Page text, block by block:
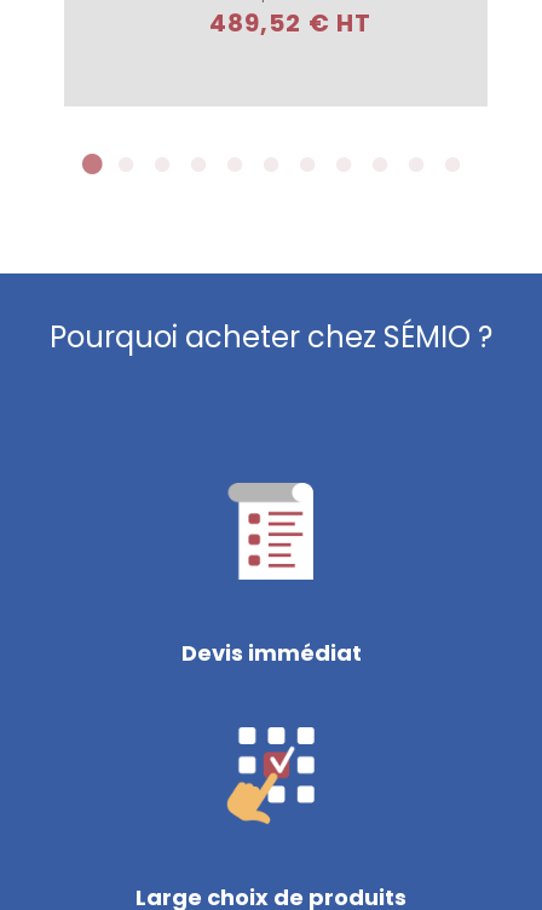
489,52 € HT
Pourquoi acheter chez SÉMIO ?
Devis immédiat
Large choix de produits